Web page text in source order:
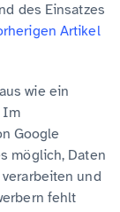
des Einsatzes
Artikel
wie ein
Im
Google
möglich, Daten
und
fehlt